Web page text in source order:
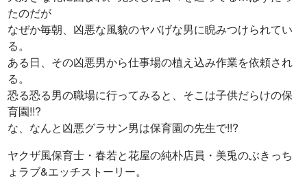
たのだが
なぜか毎朝、凶悪な風貌のヤバげな男に睨みつけられてい
る。
ある日、その凶悪男から仕事場の植え込み作業を依頼され
る。
恐る恐る男の職場に行ってみると、そこは子供だらけの保
育園!!?
な、なんと凶悪グラサン男は保育園の先生で!!?
ヤクザ風保育士・春若と花屋の純朴店員・美兎のぶきっち
ょラブ&エッチストーリー。